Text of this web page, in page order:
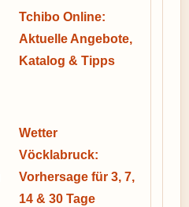
Tchibo Online:
Aktuelle Angebote,
Katalog & Tipps
Wetter
Vöcklabruck:
Vorhersage für 3, 7,
14 & 30 Tage